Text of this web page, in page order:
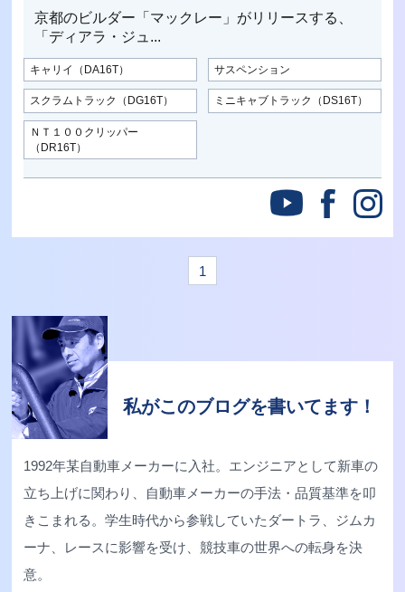
京都のビルダー「マックレー」がリリースする、
「ディアラ・ジュ...
キャリイ（DA16T） サスペンション
スクラムトラック（DG16T） ミニキャブトラック（DS16T）
ＮＴ１００クリッパー
（DR16T）
1
私がこのブログを書いてます！
1992年某自動車メーカーに入社。エンジニアとして新車の
立ち上げに関わり、自動車メーカーの手法・品質基準を叩
きこまれる。学生時代から参戦していたダートラ、ジムカ
ーナ、レースに影響を受け、競技車の世界への転身を決
意。